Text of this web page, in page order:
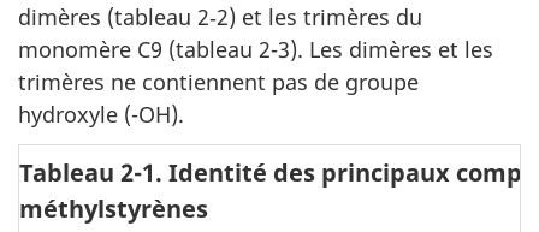
dimères (tableau 2‑2) et les trimères du
monomère C9 (tableau 2-3). Les dimères et les
trimères ne contiennent pas de groupe
hydroxyle (-OH).
Tableau 2-1. Identité des principaux
méthylstyrènes